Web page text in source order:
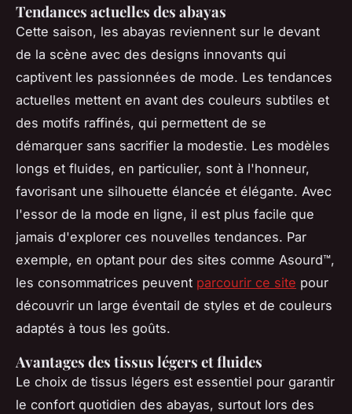
Tendances actuelles des abayas
Cette saison, les abayas reviennent sur le devant
de la scène avec des designs innovants qui
captivent les passionnées de mode. Les tendances
actuelles mettent en avant des couleurs subtiles et
des motifs raffinés, qui permettent de se
démarquer sans sacrifier la modestie. Les modèles
longs et fluides, en particulier, sont à l'honneur,
favorisant une silhouette élancée et élégante. Avec
l'essor de la mode en ligne, il est plus facile que
jamais d'explorer ces nouvelles tendances. Par
exemple, en optant pour des sites comme Asourd™,
les consommatrices peuvent parcourir ce site pour
découvrir un large éventail de styles et de couleurs
adaptés à tous les goûts.
Avantages des tissus légers et fluides
Le choix de tissus légers est essentiel pour garantir
le confort quotidien des abayas, surtout lors des